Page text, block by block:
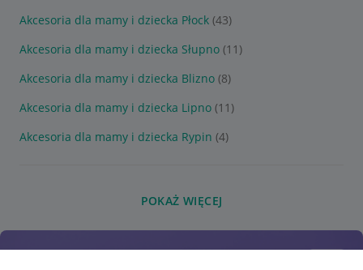
Akcesoria dla mamy i dziecka Płock (43)
Akcesoria dla mamy i dziecka Słupno (11)
Akcesoria dla mamy i dziecka Blizno (8)
Akcesoria dla mamy i dziecka Lipno (11)
Akcesoria dla mamy i dziecka Rypin (4)
POKAŻ WIĘCEJ